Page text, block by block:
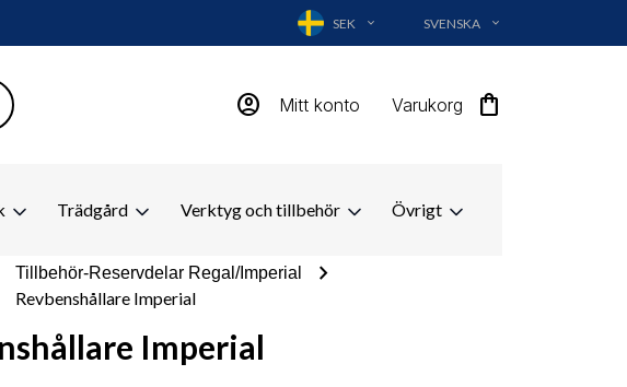
SEK EXPAND_MORE SVENSKA EXPAND_MORE
account_circle Mitt konto Varukorg shopping_bag
Trädgård Verktyg och tillbehör Övrigt
Tillbehör-Reservdelar Regal/Imperial chevron_right
Revbenshållare Imperial
Imperial